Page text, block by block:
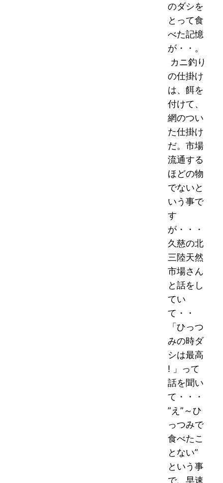
のダシを
とって食
べた記憶
が・・。
カニ釣り
の仕掛け
は、餌を
付けて、
網のつい
た仕掛け
だ。市場
流通する
ほどの物
でないと
いう事で
す
が・・・
久慈の北
三陸天然
市場さん
と話をし
てい
て・・
「ひっつ
みの時ダ
シは最高
! 」って
話を聞い
て・・・
”え”～ひ
っつみで
食べたこ
とない”
という事
で、早速